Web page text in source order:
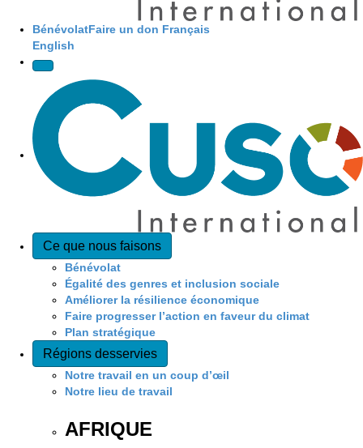
BénévolatFaire un don Français
English
Ce que nous faisons
Bénévolat
Égalité des genres et inclusion sociale
Améliorer la résilience économique
Faire progresser l’action en faveur du climat
Plan stratégique
Régions desservies
Notre travail en un coup d’œil
Notre lieu de travail
AFRIQUE